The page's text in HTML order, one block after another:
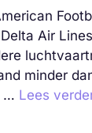
Air
minder
… Lees